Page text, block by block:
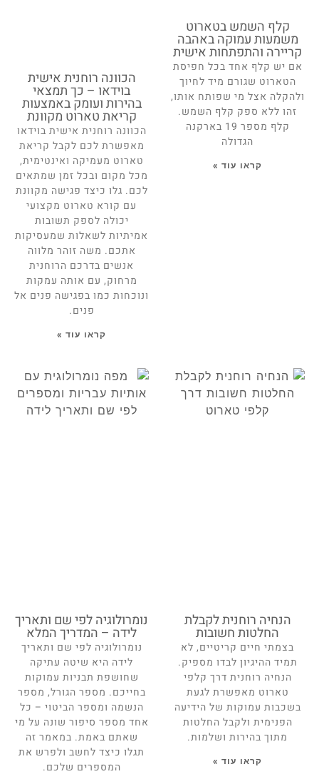
קלף השמש בטארוט
משמעות עמוקה באהבה
קריירה והתפתחות אישית
אם יש קלף אחד בכל חפיסת
הטארוט שגורם מיד לחיוך
ולהקלה אצל מי שפותח אותו,
זהו ללא ספק קלף השמש.
קלף מספר 19 בארקנה
הגדולה
קראו עוד »
הכוונה רוחנית אישית
בוידאו – כך תמצאי
בהירות ועומק באמצעות
קריאת טארוט מקוונת
הכוונה רוחנית אישית בוידאו
מאפשרת לכם לקבל קריאת
טארוט מעמיקה ואינטימית,
מכל מקום ובכל זמן שמתאים
לכם. גלו כיצד פגישה מקוונת
עם קורא טארוט מקצועי
יכולה לספק תשובות
אמיתיות לשאלות שמעסיקות
אתכם. משה זוהר מלווה
אנשים בדרכם הרוחנית
מרחוק, עם אותה עמקות
ונוכחות כמו בפגישה פנים אל
פנים.
קראו עוד »
הנחיה רוחנית לקבלת
החלטות חשובות
בצמתי חיים קריטיים, לא
תמיד ההיגיון לבדו מספיק.
הנחיה רוחנית דרך קלפי
טארוט מאפשרת לגעת
בשכבות עמוקות של הידיעה
הפנימית ולקבל החלטות
מתוך בהירות ושלמות.
קראו עוד »
נומרולוגיה לפי שם ותאריך
לידה – המדריך המלא
נומרולוגיה לפי שם ותאריך
לידה היא שיטה עתיקה
שחושפת תבניות עמוקות
בחייכם. מספר הגורל, מספר
הנשמה ומספר הביטוי – כל
אחד מספר סיפור שונה על מי
שאתם באמת. במאמר זה
תגלו כיצד לחשב ולפרש את
המספרים שלכם.